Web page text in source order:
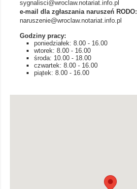
sygnalisci@wroclaw.notariat.info.pl
e-mail dla zgłaszania naruszeń RODO:
naruszenie@wroclaw.notariat.info.pl
Godziny pracy:
poniedziałek: 8.00 - 16.00
wtorek: 8.00 - 16.00
środa: 10.00 - 18.00
czwartek: 8.00 - 16.00
piątek: 8.00 - 16.00